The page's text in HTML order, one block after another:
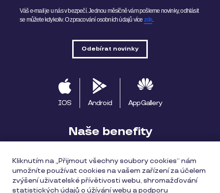
Váš e-mail je u nás v bezpečí. Jednou měsíčně vám pošleme novinky, odhlásit
se můžete kdykoliv.O zpracování osobních údajů více zde.
IOS Android AppGallery
Naše benefity
Apple Pay Pluxee Cestuj Pluxee Rozvoz
Katalog provozoven
Kliknutím na „Přijmout všechny soubory cookies“ nám
umožníte používat cookies na vašem zařízení za účelem
zvýšení uživatelské přívětivosti webu, shromažďování
statistických údajů o úžívání webu a podporu